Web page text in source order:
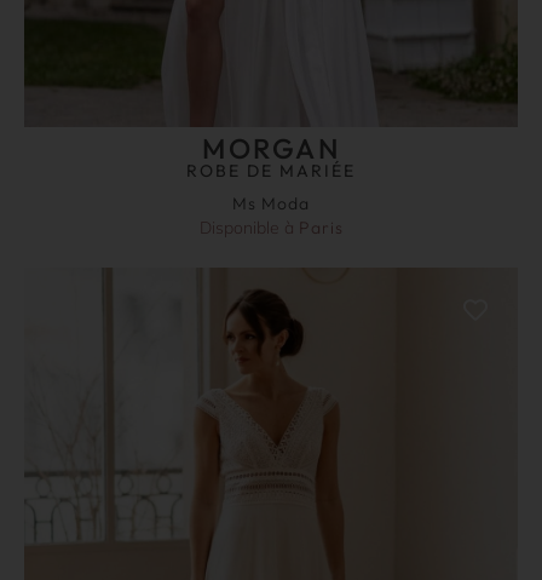
MORGAN
ROBE DE MARIÉE
Ms Moda
Disponible à Paris